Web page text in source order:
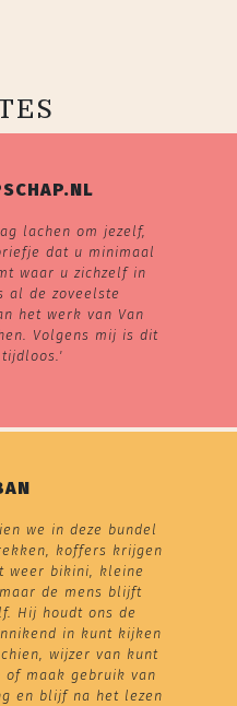
lachen om jezelf,
dat u minimaal
waar u zichzelf in
al de zoveelste
het werk van Van
Volgens mij is dit
we in deze bundel
koffers krijgen
weer bikini, kleine
de mens blijft
Hij houdt ons de
in kunt kijken
wijzer van kunt
of maak gebruik van
en blijf na het lezen